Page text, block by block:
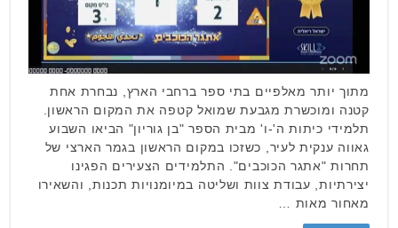
מתוך יותר מאלפיים בתי ספר ברחבי הארץ, נבחרת אחת
קטנה ומוכשרת מגבעת שמואל קטפה את המקום הראשון.
תלמידי כיתות ה'-ו' מבית הספר "בן גוריון" הביאו השבוע
גאווה ענקית לעיר, כשזכו במקום הראשון בגמר הארצי של
תחרות "אתגר הכוכבים". התלמידים הצעירים הפגינו
יצירתיות, עבודת צוות ושליטה במיומנויות תכנות, והשאירו
מאחור מאות …